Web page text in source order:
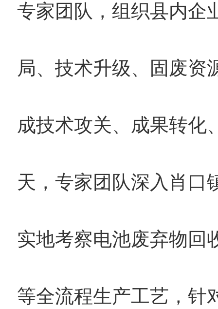
专家团队，组织县内企
局、技术升级、固废资
成技术攻关、成果转化
天，专家团队深入肖口
实地考察电池废弃物回
等全流程生产工艺，针